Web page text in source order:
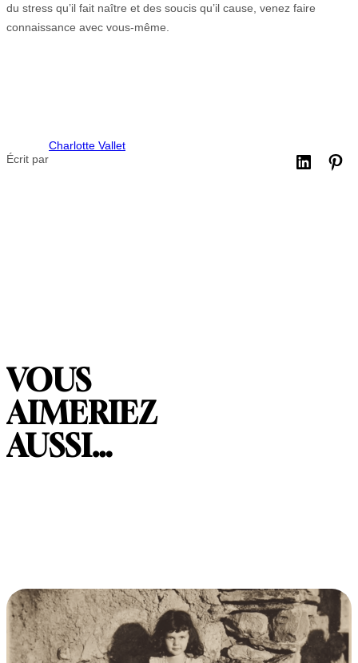
du stress qu’il fait naître et des soucis qu’il cause, venez faire
connaissance avec vous-même.
Écrit par
Charlotte Vallet
VOUS
AIMERIEZ
AUSSI…